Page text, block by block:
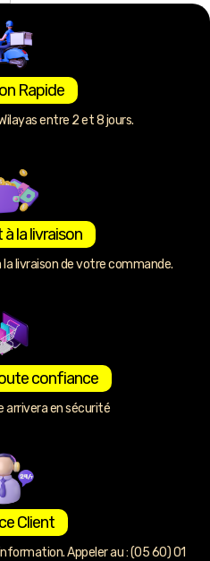
Rapide
entre 2 et 8 jours.
la livraison
livraison de votre commande.
confiance
arrivera en sécurité
Client
Appeler au : (05 60) 01